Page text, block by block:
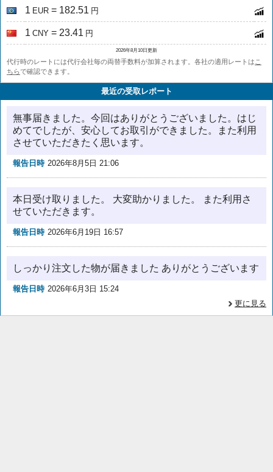
1 EUR = 182.51 円
1 CNY = 23.41 円
2026年8月10日更新
代行時のレートには代行会社毎の両替手数料が加算されます。各社の適用レートは こ
ちらで確認できます。
最近の受取レポート
無事届きました。今回はありがとうございました。はじ
めてでしたが、安心してお取引ができました。また利用
させていただきたく思います。
報告日時 2026年8月5日 21:06
本日受け取りました。 大変助かりました。 また利用さ
せていただきます。
報告日時 2026年6月19日 16:57
しっかり注文した物が届きました ありがとうございます
報告日時 2026年6月3日 15:24
更に見る